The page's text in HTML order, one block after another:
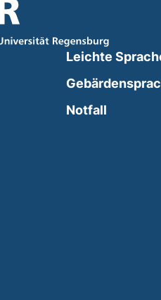
in a new window)
Leichte
Notfall